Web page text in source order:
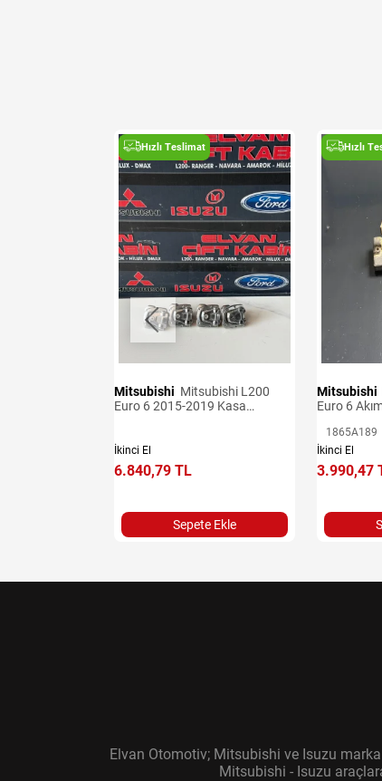
Hızlı Teslimat
Mitsubishi
Euro 6 2015-2019 Kasa
İkinci El
6.840,79 TL
Sepete Ekle
Hızlı
Mitsubishi
Euro 6
1865A189
İkinci El
3.990,47
Elvan Otomotiv; Mitsubishi ve Isuzu marka
Mitsubishi - Isuzu